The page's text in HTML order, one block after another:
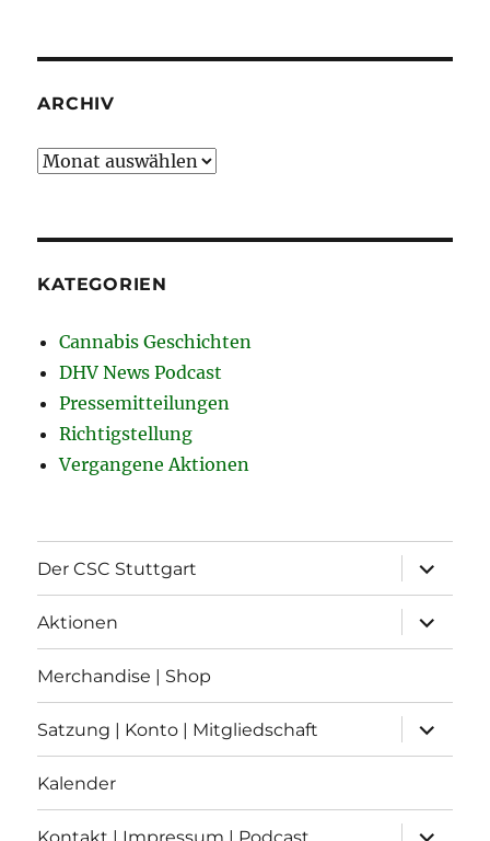
ARCHIV
Archiv
KATEGORIEN
Cannabis Geschichten
DHV News Podcast
Pressemitteilungen
Richtigstellung
Vergangene Aktionen
Der CSC Stuttgart
öffnen
Aktionen
öffnen
Merchandise | Shop
Satzung | Konto | Mitgliedschaft
öffnen
Kalender